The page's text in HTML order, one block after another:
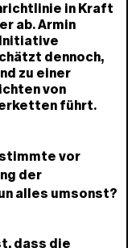
in Kraft
ab. Armin
dennoch,
zu einer
von
führt.
stimmte vor
der
alles umsonst?
dass die